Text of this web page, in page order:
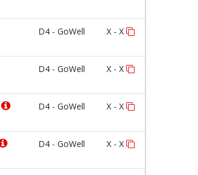
D4 - GoWell X - X
D4 - GoWell X - X
D4 - GoWell X - X
D4 - GoWell X - X